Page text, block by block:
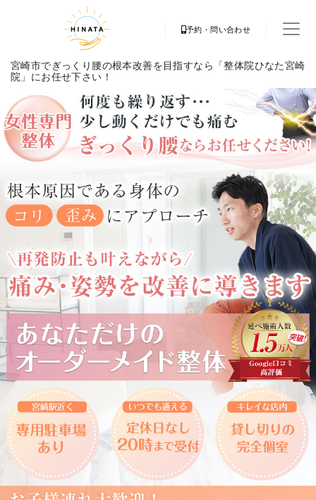
予約・問い合わせ
宮崎市でぎっくり腰の根本改善を目指すなら「整体院ひなた宮崎
院」にお任せ下さい！